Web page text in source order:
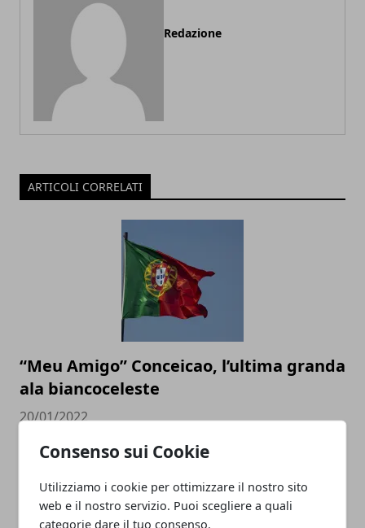
Consenso sui Cookie
Utilizziamo i cookie per ottimizzare il nostro sito
web e il nostro servizio. Puoi scegliere a quali
categorie dare il tuo consenso.
Redazione
ARTICOLI CORRELATI
“Meu Amigo” Conceicao, l’ultima granda
ala biancoceleste
20/01/2022